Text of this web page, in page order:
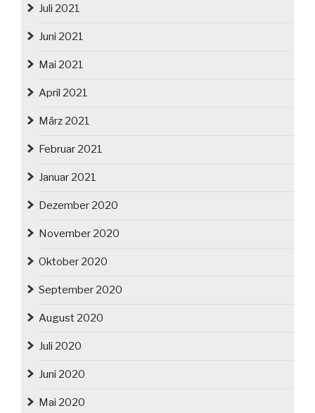
Juli 2021
Juni 2021
Mai 2021
April 2021
März 2021
Februar 2021
Januar 2021
Dezember 2020
November 2020
Oktober 2020
September 2020
August 2020
Juli 2020
Juni 2020
Mai 2020